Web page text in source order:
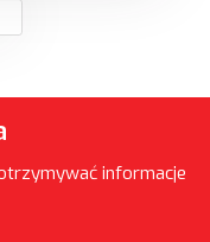
informacje